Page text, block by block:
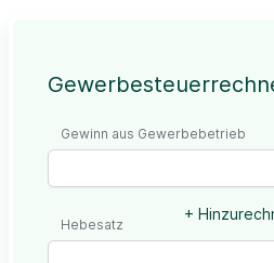
Gewinn aus Gewerbebetrieb
+
Hebesatz